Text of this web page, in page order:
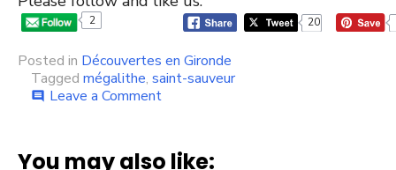
2 20
Posted in Découvertes en Gironde
Tagged mégalithe, saint-sauveur
comment Leave a Commenton
Bernet
You may also like: